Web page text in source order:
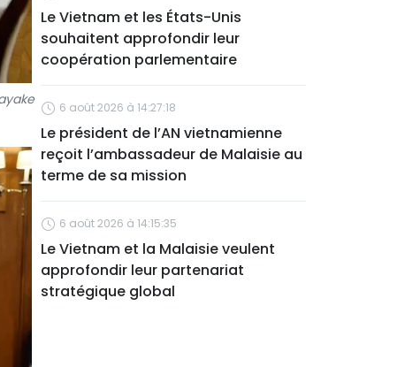
Le Vietnam et les États-Unis
souhaitent approfondir leur
coopération parlementaire
6 août 2026 à 14:27:18
Le président de l’AN vietnamienne
reçoit l’ambassadeur de Malaisie au
terme de sa mission
6 août 2026 à 14:15:35
Le Vietnam et la Malaisie veulent
approfondir leur partenariat
stratégique global